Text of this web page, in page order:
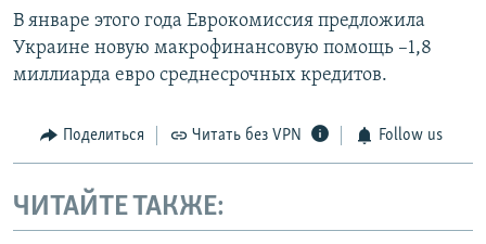
В январе этого года Еврокомиссия предложила
Украине новую макрофинансовую помощь –1,8
миллиарда евро среднесрочных кредитов.
Поделиться Читать без VPN Follow us
ЧИТАЙТЕ ТАКЖЕ: